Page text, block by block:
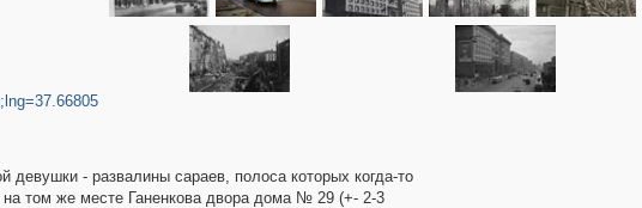
девушки - развалины сараев, полоса которых когда-то
на том же месте Ганенкова двора дома № 29 (+- 2-3